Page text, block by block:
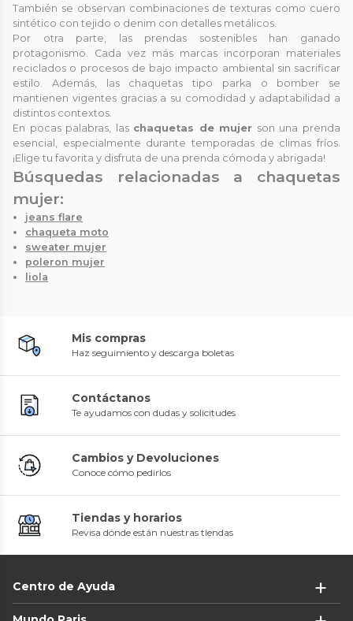
También se observan combinaciones de texturas como cuero
sintético con tejido o denim con detalles metálicos.
Por otra parte, las prendas sostenibles han ganado
protagonismo. Cada vez más marcas incorporan materiales
reciclados o procesos de bajo impacto ambiental sin sacrificar
estilo. Además, las chaquetas tipo parka o bomber se
mantienen vigentes gracias a su comodidad y adaptabilidad a
distintos contextos.
En pocas palabras, las chaquetas de mujer son una prenda
esencial, especialmente durante temporadas de climas fríos.
¡Elige tu favorita y disfruta de una prenda cómoda y abrigada!
Búsquedas relacionadas a chaquetas
mujer:
jeans flare
chaqueta moto
sweater mujer
poleron mujer
liola
Mis compras
Haz seguimiento y descarga boletas
Contáctanos
Te ayudamos con dudas y solicitudes
Cambios y Devoluciones
Conoce cómo pedirlos
Tiendas y horarios
Revisa dónde están nuestras tiendas
Centro de Ayuda